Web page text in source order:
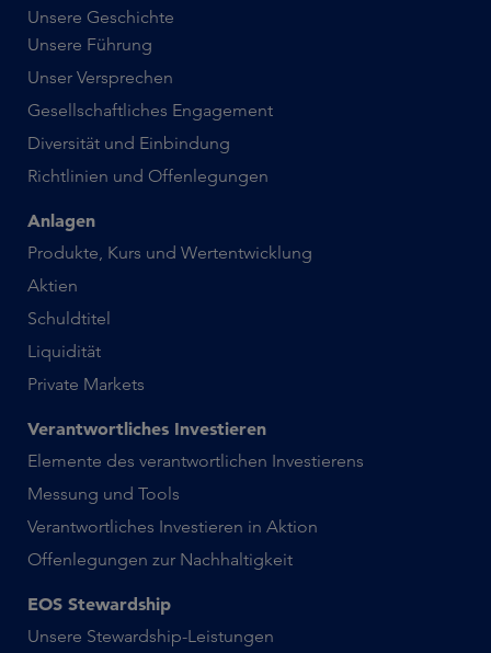
Unsere Geschichte
Unsere Führung
Unser Versprechen
Gesellschaftliches Engagement
Diversität und Einbindung
Richtlinien und Offenlegungen
Anlagen
Produkte, Kurs und Wertentwicklung
Aktien
Schuldtitel
Liquidität
Private Markets
Verantwortliches Investieren
Elemente des verantwortlichen Investierens
Messung und Tools
Verantwortliches Investieren in Aktion
Offenlegungen zur Nachhaltigkeit
EOS Stewardship
Unsere Stewardship-Leistungen